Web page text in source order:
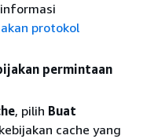
protokol
permintaan
, pilih Buat
cache yang